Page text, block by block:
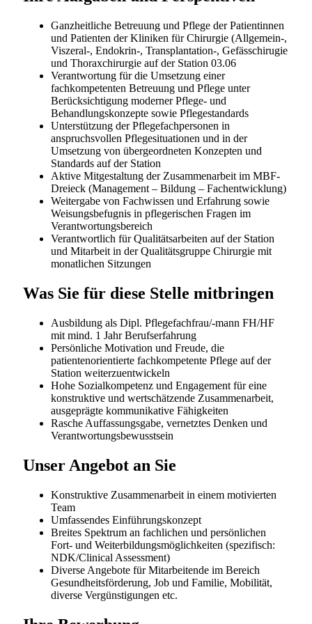
Wenn Sie eine begeisterungsfähige, lösungsorientierte
und initiative Persönlichkeit sind, finden Sie bei HOCH
Health Ostschweiz die idealen Voraussetzungen Ihre
berufliche Zukunft zu gestalten. Informieren Sie sich
über die Möglichkeiten unterwww.h-och.ch/karriere
HOCH Health Ostschweiz hat regional an
verschiedenen Standorten vertreten und ist damit
oftmals ein Arbeitsort in der Nähe des Wohnortes.
Kantonsspital St.Gallen
Spital Altstätten
Spital Grabs
Spital Linth
Ambi Flawil
Ambi Rorschach
Ambulatorium Rorschach
Starten Sie Ihre berufliche Zukunft bei der grössten
Gesundheitsversorgerin der Schweiz. Ob Sie am
Anfang Ihrer Laufbahn stehen oder nach neuen
Entwicklungsmöglichkeiten suchen – bei HOCH Health
Ostschweiz erwarten Sie spannende
Herausforderungen, umfassende Aus- und
Weiterbildungsangebote und ein engagiertes Team,
das Sie auf Ihrem Weg unterstützt.
HOCH Health Ostschweiz fördert und unterstützt die
Aus-, Fort- und Weiterbildung von Mitarbeitenden.
Jährlich nutzen über 700 Personen – von der
Grundbildung über die Höhere Fachschule bis hin zur
Fachhochschule inklusive Nachdiplomstudiengänge –
das Angebot. In internen und externen Fort- und